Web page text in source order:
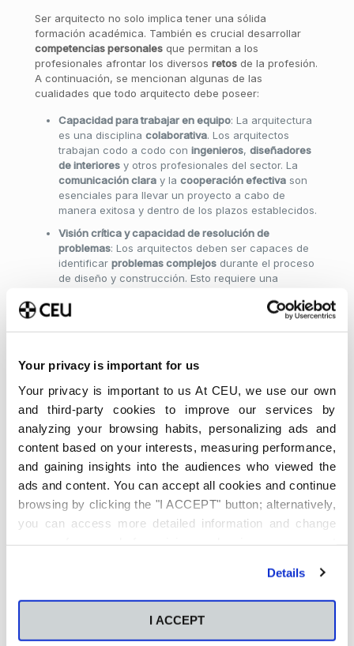
Your privacy is important for us
Your privacy is important to us At CEU, we use our own
and third-party cookies to improve our services by
analyzing your browsing habits, personalizing ads and
content based on your interests, measuring performance,
and gaining insights into the audiences who viewed the
ads and content. You can accept all cookies and continue
browsing by clicking the "I ACCEPT" button; alternatively,
you can access more detailed information and change
Details
I ACCEPT
Ser arquitecto no solo implica tener una sólida
formación académica. También es crucial desarrollar
competencias personalesque permitan a los
profesionales afrontar los diversos retosde la profesión.
A continuación, se mencionan algunas de las
cualidades que todo arquitecto debe poseer:
Capacidad para trabajar en equipo: La arquitectura
es una disciplina colaborativa. Los arquitectos
trabajan codo a codo con ingenieros, diseñadores
de interioresy otros profesionales del sector. La
comunicación claray la cooperación efectivason
esenciales para llevar un proyecto a cabo de
manera exitosa y dentro de los plazos establecidos.
Visión crítica y capacidad de resolución de
problemas: Los arquitectos deben ser capaces de
identificar problemas complejosdurante el proceso
de diseño y construcción. Esto requiere una
y proponer soluciones eficientes
, respetando tanto
los tiempos como los presupuestos establecidos.
uno de los mayoresretos de la arquitectura es
crear
edificaciones sostenibles
eficientes . Los arquitectos deben estar
comprometidos con el diseño de soluciones que
responsable de los recursos, contribuyendo al
bienestar social y al futuro del planeta.
técnicas, sino también un conjunto decompetencias
personalesque preparen a los futuros arquitectos para
enfrentar los desafíos que presenta este dinámico
programa educativo que combine
teóricosyprácticos. Los estudios en arquitectura se